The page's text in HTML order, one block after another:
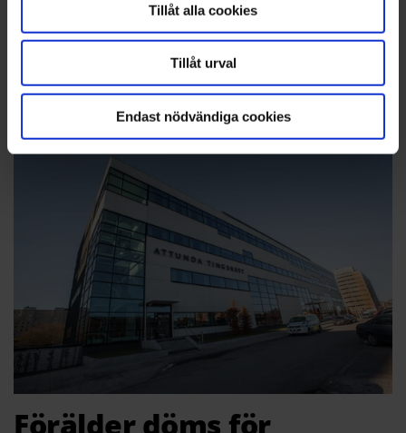
Tillåt alla cookies
Tillåt urval
Endast nödvändiga cookies
byggplasten
Trots renovering – Vaxholms
stadsbibliotek har öppet som vanligt ✔ Då ska det
vara klart
Förälder döms för